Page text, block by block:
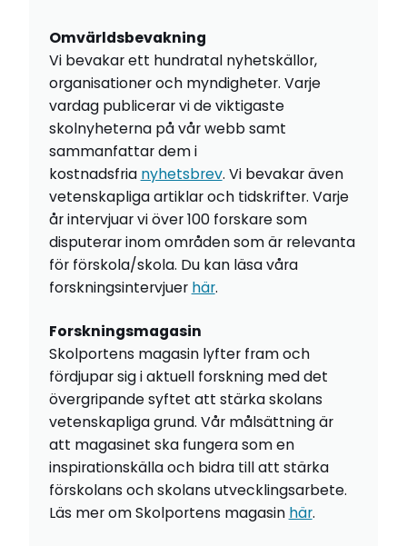
Omvärldsbevakning
Vi bevakar ett hundratal nyhetskällor,
organisationer och myndigheter. Varje
vardag publicerar vi de viktigaste
skolnyheterna på vår webb samt
sammanfattar dem i
kostnadsfria nyhetsbrev. Vi bevakar även
vetenskapliga artiklar och tidskrifter. Varje
år intervjuar vi över 100 forskare som
disputerar inom områden som är relevanta
för förskola/skola. Du kan läsa våra
forskningsintervjuer här.
Forskningsmagasin
Skolportens magasin lyfter fram och
fördjupar sig i aktuell forskning med det
övergripande syftet att stärka skolans
vetenskapliga grund. Vår målsättning är
att magasinet ska fungera som en
inspirationskälla och bidra till att stärka
förskolans och skolans utvecklingsarbete.
Läs mer om Skolportens magasin här.